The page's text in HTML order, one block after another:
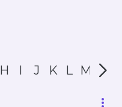
H I J K L M N